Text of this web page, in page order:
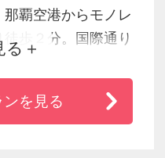
覇空港からモノレ
歩２分。国際通り
歩圏内にあるホテ
ビジネスにも最適な
ーが印象的な広々
る
を見る